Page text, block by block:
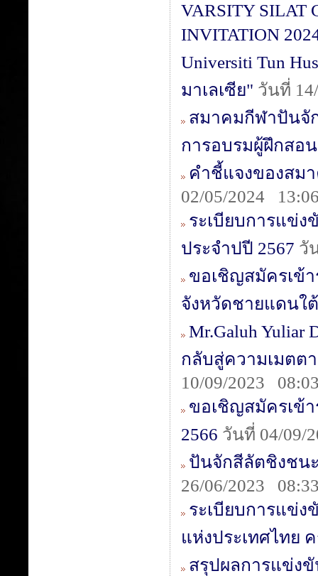
VARSITY SILAT
INVITATION
Universiti Tun
มาเลเซีย" วันที่
สมาคมกีฬาปันจั
การอบรมผู้ฝึกสอน
คำชี้แจงของสม
02/05/2024
ระเบียบการแข่
ประจำปปี 2567 วั
ขอเชิญสมัครเข้
จังหวัดชายแดนใ
Mr.Galuh
กลับสู่ความเมตต
10/09/2023
ขอเชิญสมัครเข้
2566 วันที่ 04/09/
ปันจักสีลัตชิงชน
26/06/2023
ระเบียบการแข่
แห่งประเทศไทย
สรุปผลการแข่งขั